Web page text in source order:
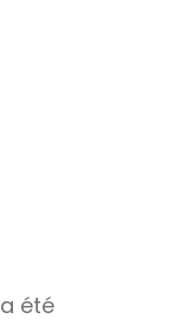
été